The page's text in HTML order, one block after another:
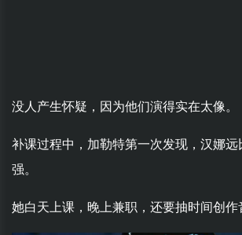
没人产生怀疑，因为他们演得实在太像。
补课过程中，加勒特第一次发现，汉娜远
强。
她白天上课，晚上兼职，还要抽时间创作